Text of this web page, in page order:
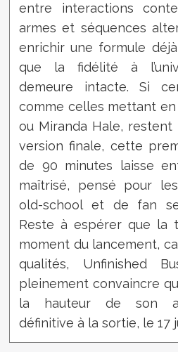
entre interactions
armes et séquences
enrichir une formule
que la fidélité à
demeure intacte. Si
comme celles mettant
ou Miranda Hale,
version finale, cette
de 90 minutes laisse
maîtrisé, pensé pour
old-school et de fan
Reste à espérer que la
moment du lancement,
qualités, Unfinished
pleinement convaincre
la hauteur de son
définitive à la sortie, le 17